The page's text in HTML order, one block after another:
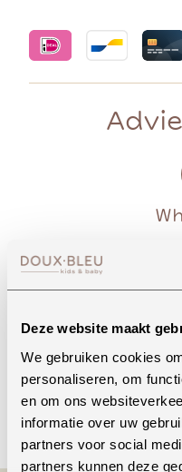
Deze website maakt
We gebruiken cookies
personaliseren, om
en om ons
informatie over uw
partners voor social
partners kunnen deze
Bekijk